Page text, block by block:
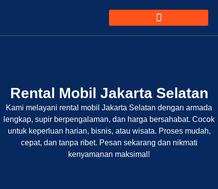
Rental Mobil Jakarta Selatan
Kami melayani rental mobil Jakarta Selatan dengan armada
lengkap, supir berpengalaman, dan harga bersahabat. Cocok
untuk keperluan harian, bisnis, atau wisata. Proses mudah,
cepat, dan tanpa ribet. Pesan sekarang dan nikmati
kenyamanan maksimal!